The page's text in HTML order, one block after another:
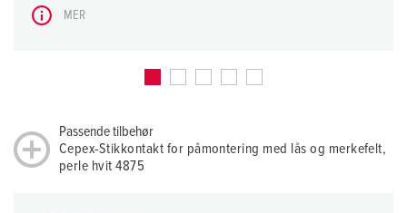
MER
Passende tilbehør
Cepex-Stikkontakt for påmontering med lås og merkefelt,
perle hvit 4875